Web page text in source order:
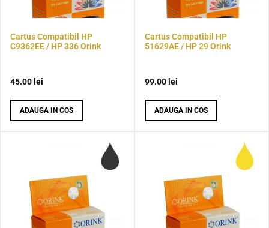
Cartus Compatibil HP
C9362EE / HP 336 Orink
45.00 lei
ADAUGA IN COS
Cartus Compatibil HP
51629AE / HP 29 Orink
99.00 lei
ADAUGA IN COS